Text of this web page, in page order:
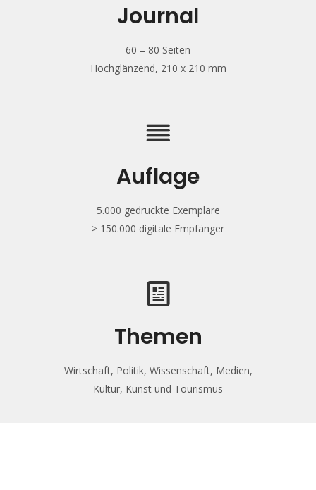
Journal
60 – 80 Seiten
Hochglänzend, 210 x 210 mm
Auflage
5.000 gedruckte Exemplare
> 150.000 digitale Empfänger
Themen
Wirtschaft, Politik, Wissenschaft, Medien,
Kultur, Kunst und Tourismus